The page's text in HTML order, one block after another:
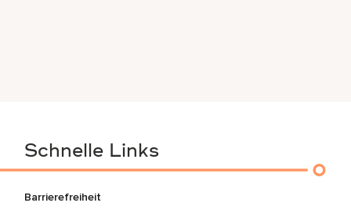
Schnelle Links
Barrierefreiheit